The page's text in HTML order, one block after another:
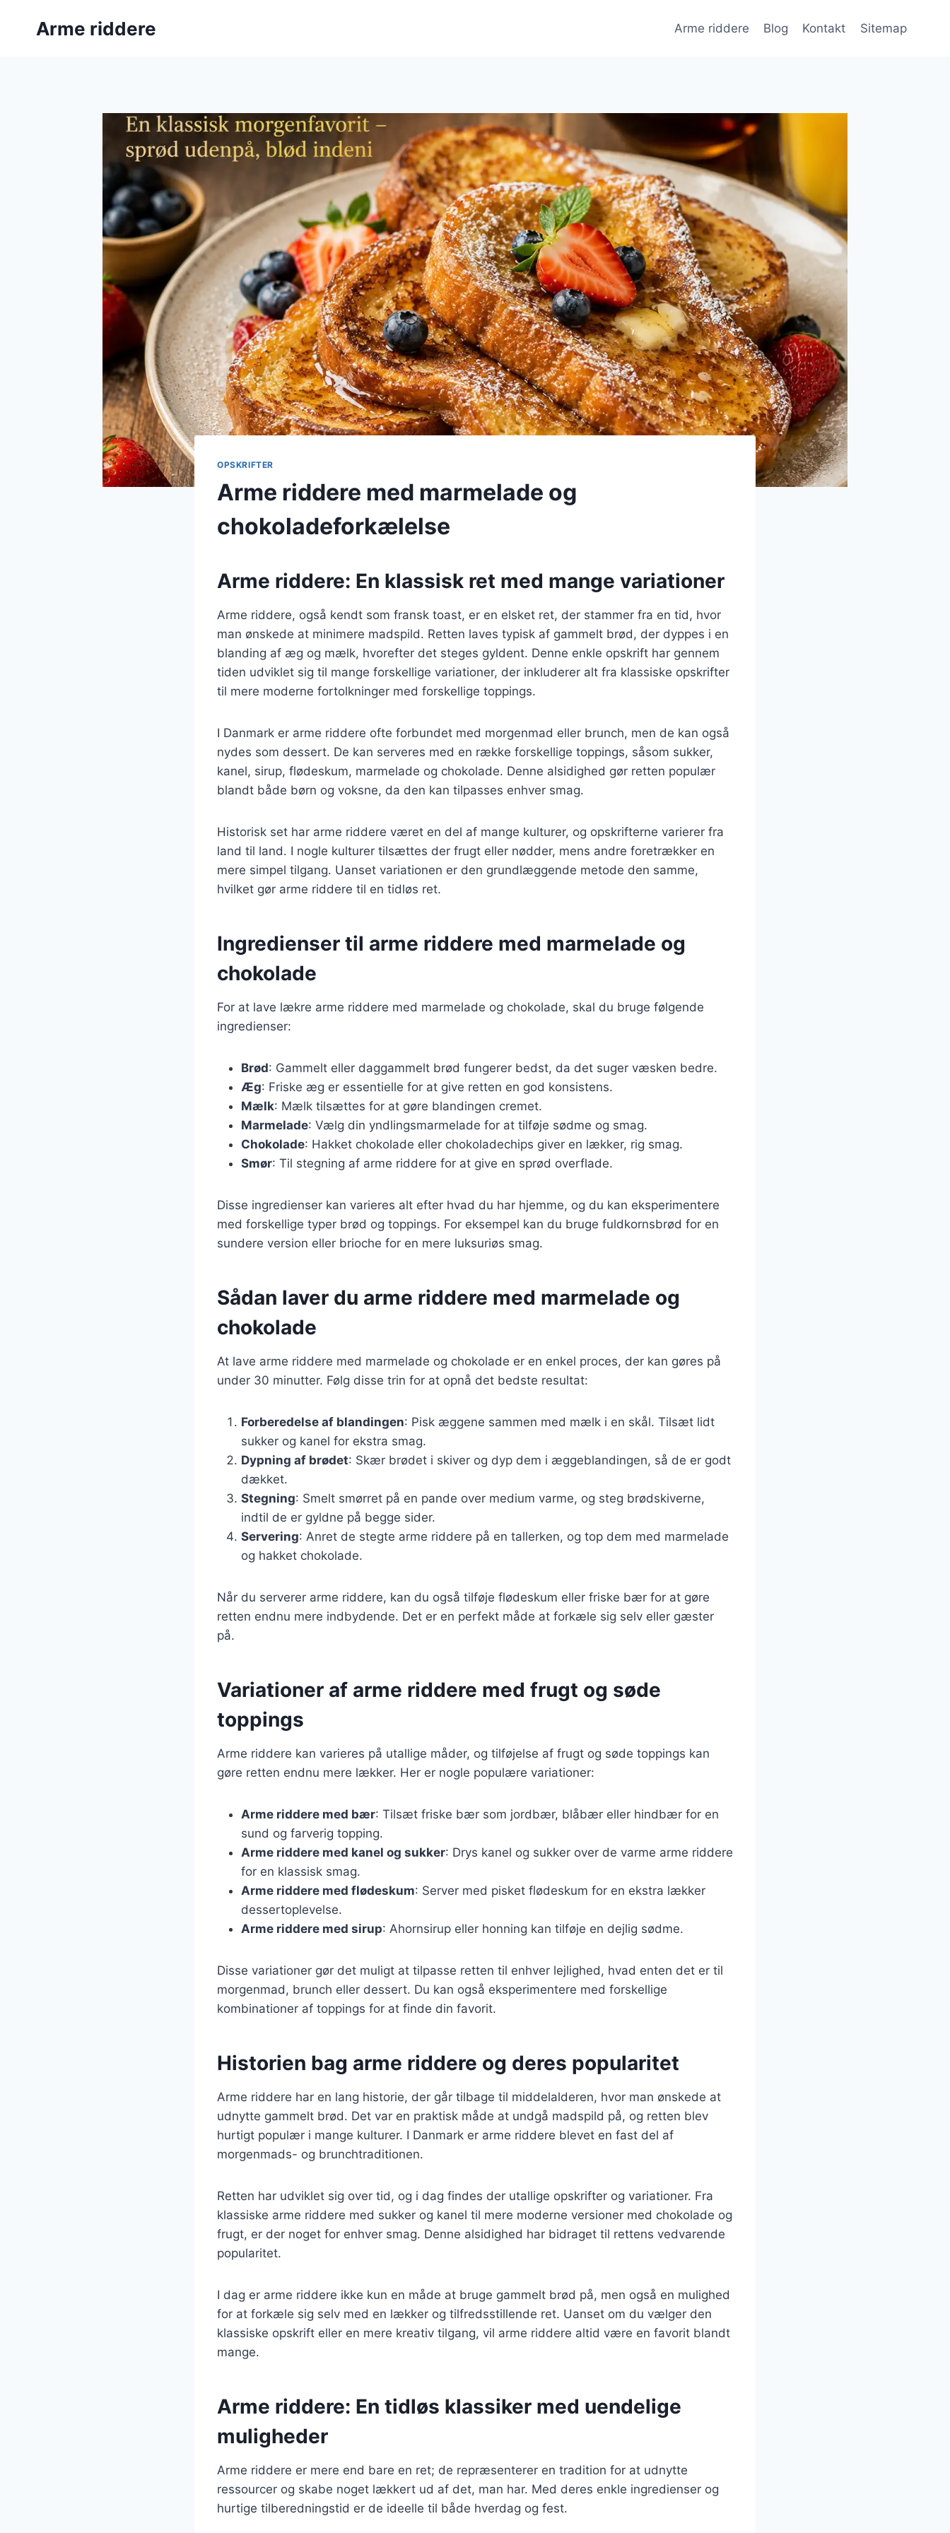
Arme riddere Arme riddere Blog Kontakt Sitemap
OPSKRIFTER
Arme riddere med marmelade og
chokoladeforkælelse
Arme riddere: En klassisk ret med mange variationer
Arme riddere, også kendt som fransk toast, er en elsket ret, der stammer fra en tid, hvor
man ønskede at minimere madspild. Retten laves typisk af gammelt brød, der dyppes i en
blanding af æg og mælk, hvorefter det steges gyldent. Denne enkle opskrift har gennem
tiden udviklet sig til mange forskellige variationer, der inkluderer alt fra klassiske opskrifter
til mere moderne fortolkninger med forskellige toppings.
I Danmark er arme riddere ofte forbundet med morgenmad eller brunch, men de kan også
nydes som dessert. De kan serveres med en række forskellige toppings, såsom sukker,
kanel, sirup, flødeskum, marmelade og chokolade. Denne alsidighed gør retten populær
blandt både børn og voksne, da den kan tilpasses enhver smag.
Historisk set har arme riddere været en del af mange kulturer, og opskrifterne varierer fra
land til land. I nogle kulturer tilsættes der frugt eller nødder, mens andre foretrækker en
mere simpel tilgang. Uanset variationen er den grundlæggende metode den samme,
hvilket gør arme riddere til en tidløs ret.
Ingredienser til arme riddere med marmelade og
chokolade
For at lave lækre arme riddere med marmelade og chokolade, skal du bruge følgende
ingredienser:
Brød: Gammelt eller daggammelt brød fungerer bedst, da det suger væsken bedre.
Æg: Friske æg er essentielle for at give retten en god konsistens.
Mælk: Mælk tilsættes for at gøre blandingen cremet.
Marmelade: Vælg din yndlingsmarmelade for at tilføje sødme og smag.
Chokolade: Hakket chokolade eller chokoladechips giver en lækker, rig smag.
Smør: Til stegning af arme riddere for at give en sprød overflade.
Disse ingredienser kan varieres alt efter hvad du har hjemme, og du kan eksperimentere
med forskellige typer brød og toppings. For eksempel kan du bruge fuldkornsbrød for en
sundere version eller brioche for en mere luksuriøs smag.
Sådan laver du arme riddere med marmelade og
chokolade
At lave arme riddere med marmelade og chokolade er en enkel proces, der kan gøres på
under 30 minutter. Følg disse trin for at opnå det bedste resultat:
Forberedelse af blandingen: Pisk æggene sammen med mælk i en skål. Tilsæt lidt
sukker og kanel for ekstra smag.
Dypning af brødet: Skær brødet i skiver og dyp dem i æggeblandingen, så de er godt
dækket.
Stegning: Smelt smørret på en pande over medium varme, og steg brødskiverne,
indtil de er gyldne på begge sider.
Servering: Anret de stegte arme riddere på en tallerken, og top dem med marmelade
og hakket chokolade.
Når du serverer arme riddere, kan du også tilføje flødeskum eller friske bær for at gøre
retten endnu mere indbydende. Det er en perfekt måde at forkæle sig selv eller gæster
på.
Variationer af arme riddere med frugt og søde
toppings
Arme riddere kan varieres på utallige måder, og tilføjelse af frugt og søde toppings kan
gøre retten endnu mere lækker. Her er nogle populære variationer:
Arme riddere med bær: Tilsæt friske bær som jordbær, blåbær eller hindbær for en
sund og farverig topping.
Arme riddere med kanel og sukker: Drys kanel og sukker over de varme arme riddere
for en klassisk smag.
Arme riddere med flødeskum: Server med pisket flødeskum for en ekstra lækker
dessertoplevelse.
Arme riddere med sirup: Ahornsirup eller honning kan tilføje en dejlig sødme.
Disse variationer gør det muligt at tilpasse retten til enhver lejlighed, hvad enten det er til
morgenmad, brunch eller dessert. Du kan også eksperimentere med forskellige
kombinationer af toppings for at finde din favorit.
Historien bag arme riddere og deres popularitet
Arme riddere har en lang historie, der går tilbage til middelalderen, hvor man ønskede at
udnytte gammelt brød. Det var en praktisk måde at undgå madspild på, og retten blev
hurtigt populær i mange kulturer. I Danmark er arme riddere blevet en fast del af
morgenmads- og brunchtraditionen.
Retten har udviklet sig over tid, og i dag findes der utallige opskrifter og variationer. Fra
klassiske arme riddere med sukker og kanel til mere moderne versioner med chokolade og
frugt, er der noget for enhver smag. Denne alsidighed har bidraget til rettens vedvarende
popularitet.
I dag er arme riddere ikke kun en måde at bruge gammelt brød på, men også en mulighed
for at forkæle sig selv med en lækker og tilfredsstillende ret. Uanset om du vælger den
klassiske opskrift eller en mere kreativ tilgang, vil arme riddere altid være en favorit blandt
mange.
Arme riddere: En tidløs klassiker med uendelige
muligheder
Arme riddere er mere end bare en ret; de repræsenterer en tradition for at udnytte
ressourcer og skabe noget lækkert ud af det, man har. Med deres enkle ingredienser og
hurtige tilberedningstid er de ideelle til både hverdag og fest.